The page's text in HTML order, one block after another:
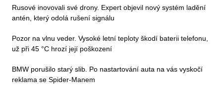
Rusové inovovali své drony. Expert objevil nový systém ladění
antén, který odolá rušení signálu
Pozor na vlnu veder. Vysoké letní teploty škodí baterii telefonu,
už při 45 °C hrozí její poškození
BMW porušilo starý slib. Po nastartování auta na vás vyskočí
reklama se Spider-Manem